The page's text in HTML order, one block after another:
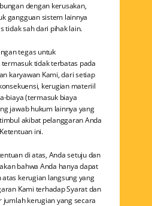
dengan kerusakan,
gangguan sistem lainnya
tidak sah dari pihak lain.
tegas untuk​
tidak terbatas pada
karyawan Kami, dari setiap
kerugian materiil
biaya (termasuk biaya
jawab hukum lainnya yang
akibat pelanggaran Anda
ini.
di atas, Anda setuju dan
bahwa Anda hanya dapat
kerugian langsung yang
Kami terhadap Syarat dan
jumlah kerugian yang secara